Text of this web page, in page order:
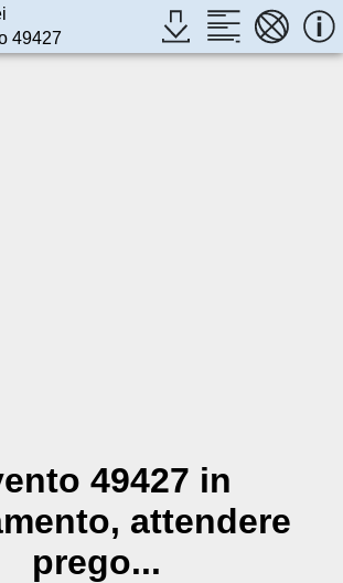
49427
49427 in
attendere
prego...